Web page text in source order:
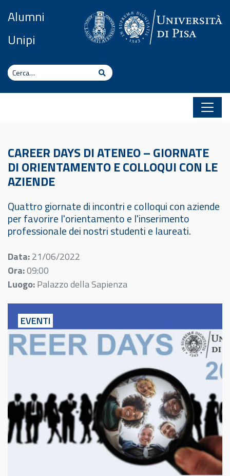
Alumni
Unipi
Cerca Cerca
CAREER DAYS DI ATENEO – GIORNATE
DI ORIENTAMENTO E COLLOQUI CON LE
AZIENDE
Quattro giornate di incontri e colloqui con aziende
per favorire l'orientamento e l'inserimento
professionale dei nostri studenti e laureati.
Data:21/06/2022
Ora:09:00
Luogo:Palazzo della Sapienza
EVENTI